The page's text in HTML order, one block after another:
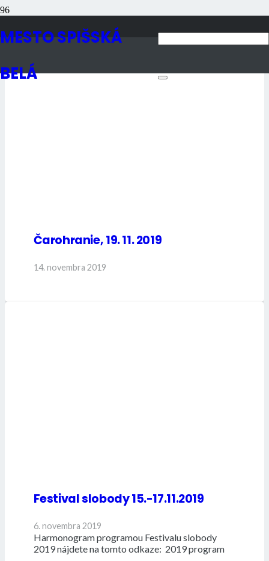
MESTO SPIŠSKÁ
BELÁ
Podujatia v meste
Čarohranie, 19. 11. 2019
14. novembra 2019
Festival slobody 15.-17.11.2019
6. novembra 2019
Harmonogram programou Festivalu slobody
2019 nájdete na tomto odkaze: 2019 program